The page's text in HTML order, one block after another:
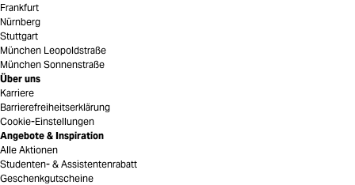
Frankfurt
Nürnberg
Stuttgart
München Leopoldstraße
München Sonnenstraße
Über uns
Karriere
Barrierefreiheitserklärung
Cookie-Einstellungen
Angebote & Inspiration
Alle Aktionen
Studenten- & Assistentenrabatt
Geschenkgutscheine